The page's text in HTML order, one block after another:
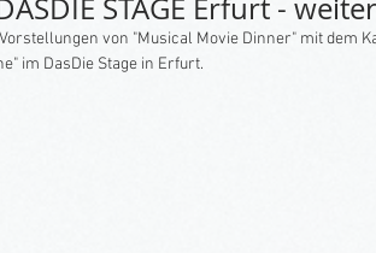
STAGE Erfurt -
von "Musical Movie Dinner" mit dem
im DasDie Stage in Erfurt.